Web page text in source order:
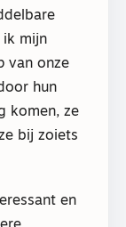
ik mijn
van onze
hun
komen, ze
bij zoiets
en